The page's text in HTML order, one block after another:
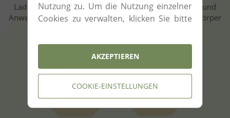
Laden Sie Ihre Energiequellen auf indem Sie Wirkung und
Anwendung diverser Öle kennenlernen und in Ihrem Körper
Energetik-
kurse
Energetik-
behandlungen
Nutzung zu. Um die Nutzung einzelner
Cookies zu verwalten, klicken Sie bitte
AKZEPTIEREN
COOKIE-EINSTELLUNGEN